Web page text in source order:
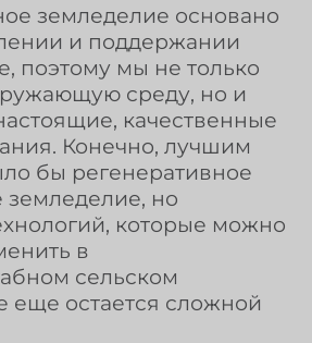
земледелие основано
и поддержании
поэтому мы не только
среду, но и
качественные
Конечно, лучшим
бы регенеративное
земледелие, но
которые можно
в
сельском
еще остается сложной